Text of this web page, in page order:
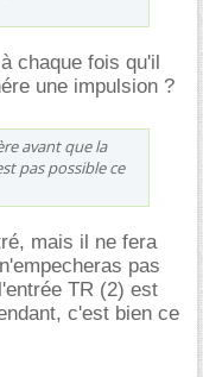
chaque fois qu'il
une impulsion ?
avant que la
pas possible ce
mais il ne fera
pas
TR (2) est
c'est bien ce